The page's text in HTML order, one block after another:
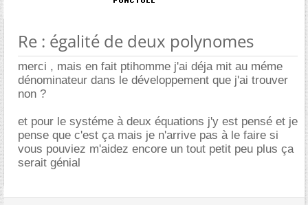
Re : égalité de deux polynomes
merci , mais en fait ptihomme j'ai déja mit au méme
dénominateur dans le développement que j'ai trouver
non ?
et pour le systéme à deux équations j'y est pensé et je
pense que c'est ça mais je n'arrive pas à le faire si
vous pouviez m'aidez encore un tout petit peu plus ça
serait génial